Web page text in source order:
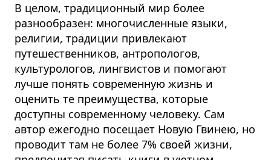
В целом, традиционный мир более
разнообразен: многочисленные языки,
религии, традиции привлекают
путешественников, антропологов,
культурологов, лингвистов и помогают
лучше понять современную жизнь и
оценить те преимущества, которые
доступны современному человеку. Сам
автор ежегодно посещает Новую Гвинею, но
проводит там не более 7% своей жизни,